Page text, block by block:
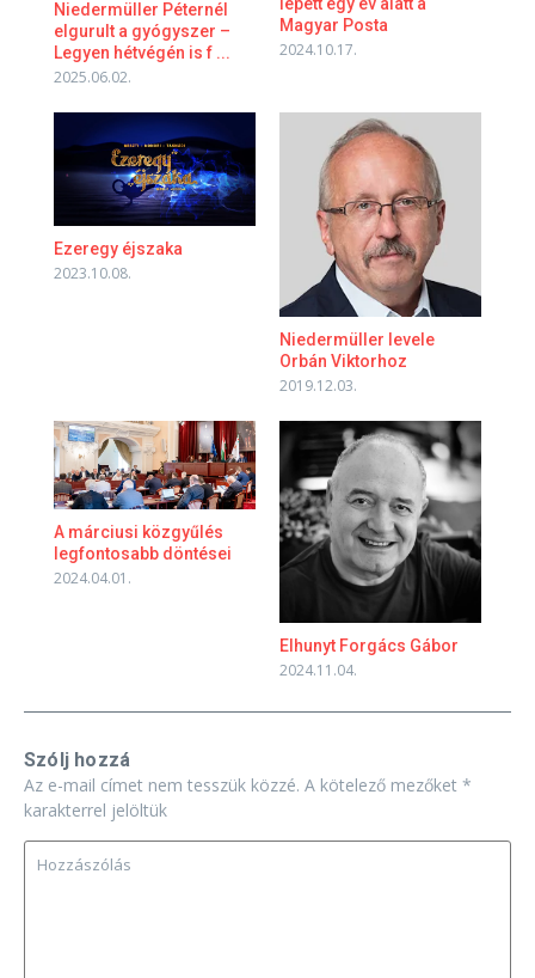
Niedermüller Péternél
elgurult a gyógyszer –
Legyen hétvégén is f ...
2025.06.02.
Magyar Posta
2024.10.17.
Ezeregy éjszaka
2023.10.08.
Niedermüller levele
Orbán Viktorhoz
2019.12.03.
A márciusi közgyűlés
legfontosabb döntései
2024.04.01.
Elhunyt Forgács Gábor
2024.11.04.
Szólj hozzá
Az e-mail címet nem tesszük közzé. A kötelező mezőket *
karakterrel jelöltük